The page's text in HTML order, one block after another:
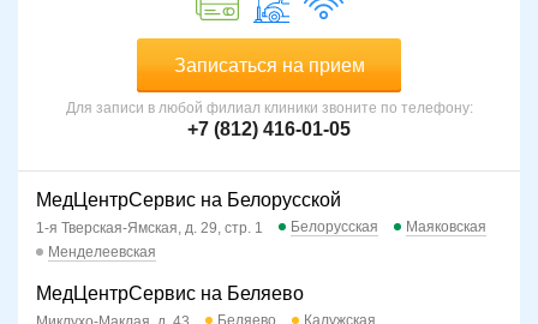
Записаться на прием
Для записи в любой филиал клиники звоните по телефону:
+7 (812) 416-01-05
МедЦентрСервис на Белорусской
1-я Тверская-Ямская, д. 29, стр. 1 Белорусская
Маяковская
Менделеевская
МедЦентрСервис на Беляево